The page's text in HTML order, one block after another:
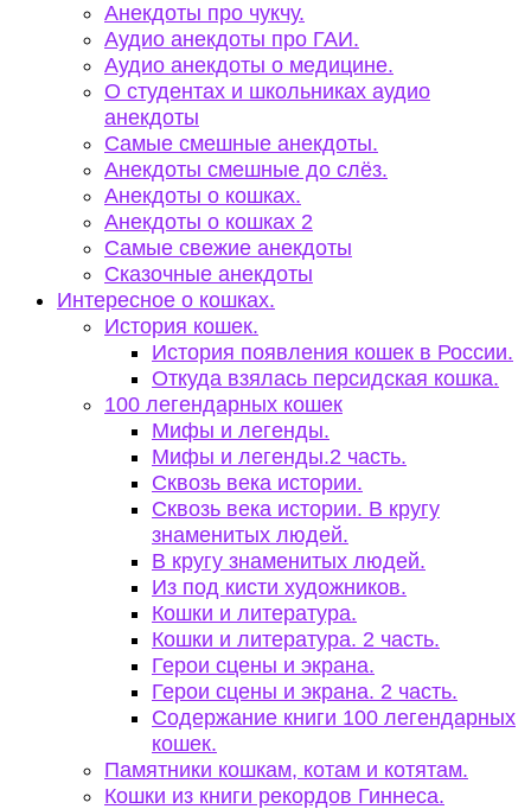
Анекдоты про чукчу.
Аудио анекдоты про ГАИ.
Аудио анекдоты о медицине.
О студентах и школьниках аудио
анекдоты
Самые смешные анекдоты.
Анекдоты смешные до слёз.
Анекдоты о кошках.
Анекдоты о кошках 2
Самые свежие анекдоты
Сказочные анекдоты
Интересное о кошках.
История кошек.
История появления кошек в России.
Откуда взялась персидская кошка.
100 легендарных кошек
Мифы и легенды.
Мифы и легенды.2 часть.
Сквозь века истории.
Сквозь века истории. В кругу
знаменитых людей.
В кругу знаменитых людей.
Из под кисти художников.
Кошки и литература.
Кошки и литература. 2 часть.
Герои сцены и экрана.
Герои сцены и экрана. 2 часть.
Содержание книги 100 легендарных
кошек.
Памятники кошкам, котам и котятам.
Кошки из книги рекордов Гиннеса.